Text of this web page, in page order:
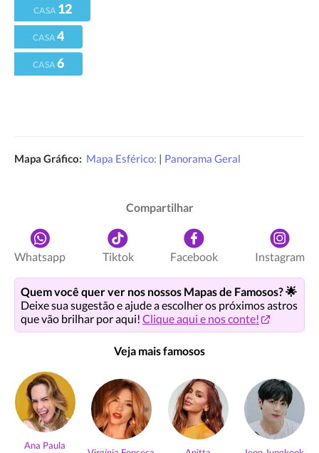
CASA 12
CASA4
CASA6
Mapa Gráfico: Mapa Esférico: | Panorama Geral
Compartilhar
Whatsapp Tiktok Facebook Instagram
Quem você quer ver nos nossos Mapas de Famosos? 🌟
Deixe sua sugestão e ajude a escolher os próximos astros
que vão brilhar por aqui! Clique aqui e nos conte!
Veja mais famosos
Ana Paula